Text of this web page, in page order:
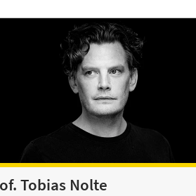
Tobias Nolte